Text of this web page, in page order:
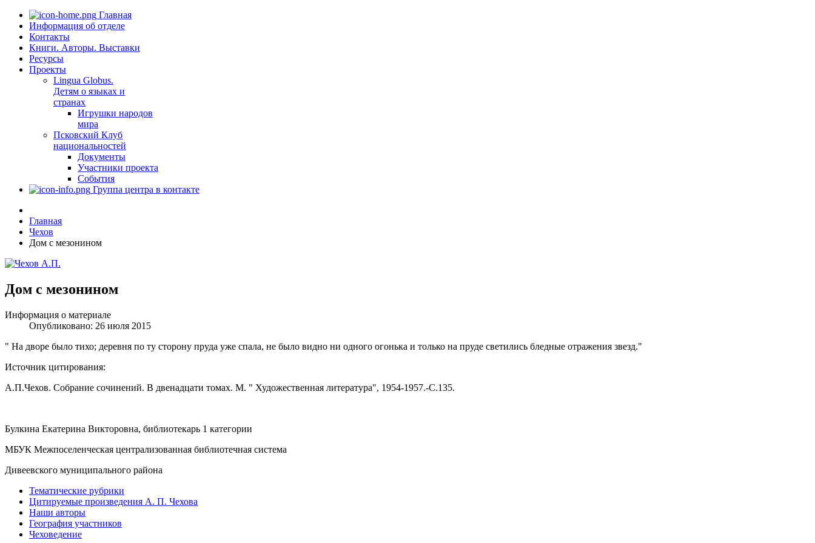
Главная
Информация об отделе
Контакты
Книги. Авторы. Выставки
Ресурсы
Проекты
Lingua Globus.
Детям о языках и
странах
Игрушки народов
мира
Псковский Клуб
национальностей
Документы
Участники проекта
События
Группа центра в контакте
Главная
Чехов
Дом с мезонином
Дом с мезонином
Информация о материале
Опубликовано: 26 июля 2015
" На дворе было тихо; деревня по ту сторону пруда уже спала, не было видно ни одного огонька и только на пруде светились бледные отражения звезд."
Источник цитирования:
А.П.Чехов. Собрание сочинений. В двенадцати томах. М. " Художественная литература", 1954-1957.-С.135.
Булкина Екатерина Викторовна, библиотекарь 1 категории
МБУК Межпоселенческая централизованная библиотечная система
Дивеевского муниципального района
Тематические рубрики
Цитируемые произведения А. П. Чехова
Наши авторы
География участников
Чеховедение